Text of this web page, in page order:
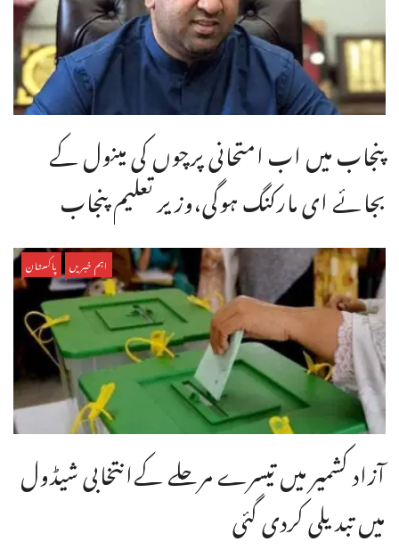
پنجاب میں اب امتحانی پرچوں کی مینول کے
بجائے ای مارکنگ ہوگی،وزیر تعلیم پنجاب
اہم خبریں پاکستان
آزاد کشمیر میں تیسرے مرحلے کےانتخابی شیڈول
میں تبدیلی کردی گئی